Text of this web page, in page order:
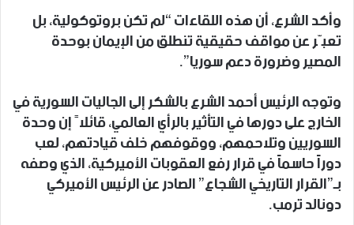
وأكد الشرع، أن هذه اللقاءات “لم تكن بروتوكولية، بل
تعبّر عن مواقف حقيقية تنطلق من الإيمان بوحدة
المصير وضرورة دعم سوريا”.
وتوجه الرئيس أحمد الشرع بالشكر إلى الجاليات السورية في
الخارج على دورها في التأثير بالرأي العالمي، قائلاً إن وحدة
السوريين وتلاحمهم، ووقوفهم خلف قيادتهم، لعب
دوراً حاسماً في قرار رفع العقوبات الأميركية، الذي وصفه
بـ”القرار التاريخي الشجاع” الصادر عن الرئيس الأميركي
دونالد ترمب.